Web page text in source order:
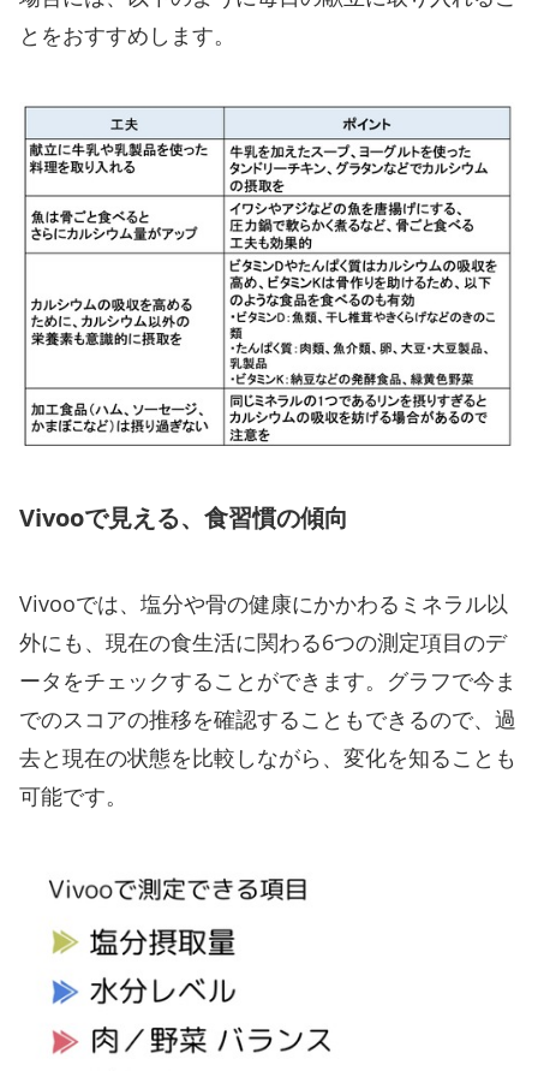
とをおすすめします。
Vivooで見える、食習慣の傾向
Vivooでは、塩分や骨の健康にかかわるミネラル以
外にも、現在の食生活に関わる6つの測定項目のデ
ータをチェックすることができます。グラフで今ま
でのスコアの推移を確認することもできるので、過
去と現在の状態を比較しながら、変化を知ることも
可能です。